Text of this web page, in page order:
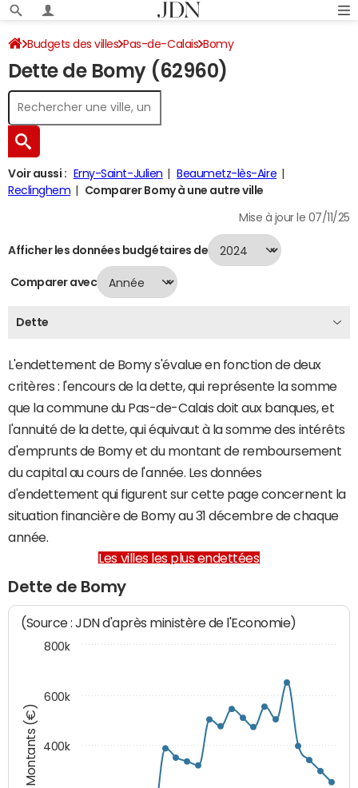
Budgets des villes Pas-de-Calais Bomy
Dette au 31/12/2024
Dette de Bomy (62960)
Voir aussi : Erny-Saint-Julien
Beaumetz-lès-Aire
Reclinghem
Comparer Bomy à une autre ville
Mise à jour le 07/11/25
Afficher les données budgétaires de
Comparer avec
Dette
L'endettement de Bomy s'évalue en fonction de deux
critères : l'encours de la dette, qui représente la somme
que la commune du Pas-de-Calais doit aux banques, et
l'annuité de la dette, qui équivaut à la somme des intérêts
d'emprunts de Bomy et du montant de remboursement
du capital au cours de l'année. Les données
d'endettement qui figurent sur cette page concernent la
situation financière de Bomy au 31 décembre de chaque
année.
Les villes les plus endettées
Dette de Bomy
Montants (€)
(Source : JDN d'après ministère de l'Economie)
400k
600k
800k